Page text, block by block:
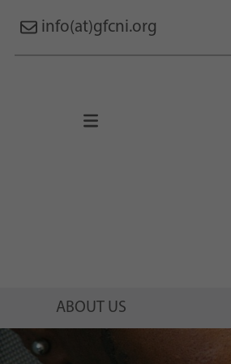
info(at)gfcni.org
ABOUT US